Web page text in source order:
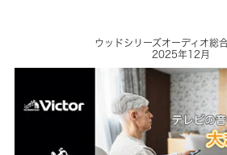
ウッドシリーズオーディオ総
2025年12月